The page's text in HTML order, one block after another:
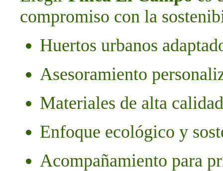
compromiso con la
Huertos urbanos
Asesoramiento
Materiales de alta calidad
Enfoque ecológico y
Acompañamiento para